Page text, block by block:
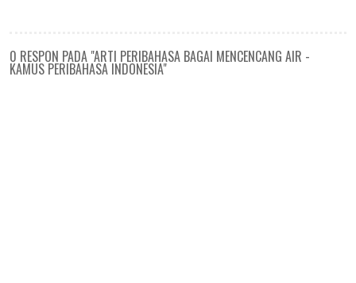
0 RESPON PADA "ARTI PERIBAHASA BAGAI MENCENCANG AIR -
KAMUS PERIBAHASA INDONESIA"